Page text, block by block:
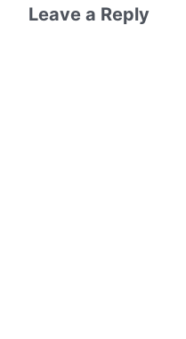
Leave a Reply